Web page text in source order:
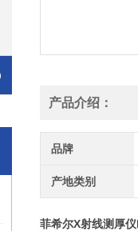
产品介绍：
品牌
产地类别
菲希尔X射线测厚